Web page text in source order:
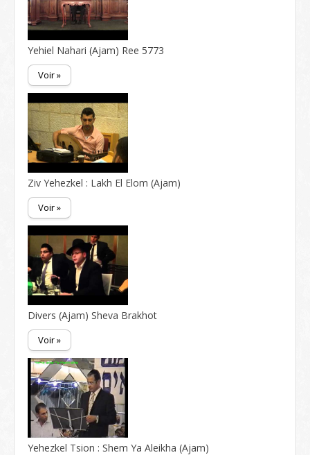
Yehiel Nahari (Ajam) Ree 5773
Voir »
Ziv Yehezkel : Lakh El Elom (Ajam)
Voir »
Divers (Ajam) Sheva Brakhot
Voir »
Yehezkel Tsion : Shem Ya Aleikha (Ajam)